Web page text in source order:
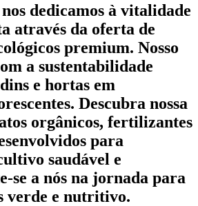
dedicamos à vitalidade
através da oferta de
premium. Nosso
a sustentabilidade
e hortas em
Descubra nossa
orgânicos, fertilizantes
para
saudável e
se a nós na jornada para
verde e nutritivo.